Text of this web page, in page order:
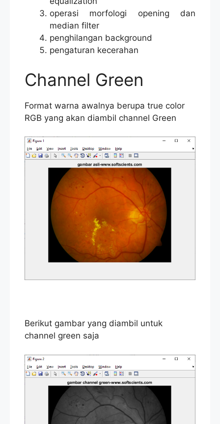
operasi morfologi opening dan
median filter
penghilangan background
pengaturan kecerahan
Channel Green
Format warna awalnya berupa true color
RGB yang akan diambil channel Green
Berikut gambar yang diambil untuk
channel green saja